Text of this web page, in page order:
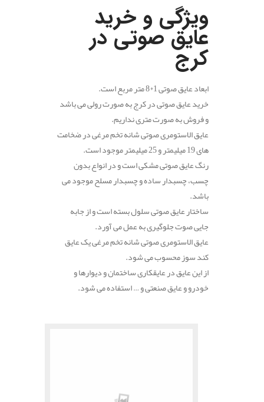
ویژگی و خرید
عایق صوتی در
کرج
ابعاد عایق صوتی 1*8 متر مربع است.
خرید عایق صوتی در کرج به صورت رولی می باشد
و فروش به صورت متری نداریم.
عایق الاستومری صوتی شانه تخم مرغی در ضخامت
های 19 میلیمتر و 25 میلیمتر موجود است.
رنگ عایق صوتی مشکی است و در انواع بدون
چسب، چسبدار ساده و چسبدار مسلح موجود می
باشد.
ساختار عایق صوتی سلول بسته است و از جابه
جایی صوت جلوگیری به عمل می آورد.
عایق الاستومری صوتی شانه تخم مرغی یک عایق
کند سوز محسوب می شود.
از این عایق در عایقکاری ساختمان و دیوارها و
خودرو و عایق صنعتی و … استفاده می شود.